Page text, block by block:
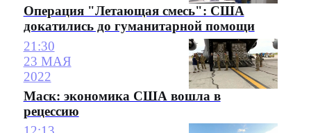
Операция "Летающая смесь": США
докатились до гуманитарной помощи
21:30
23 МАЯ
2022
Маск: экономика США вошла в
рецессию